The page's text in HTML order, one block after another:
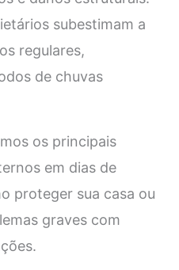
subestimam a
regulares,
de chuvas
os principais
em dias de
proteger sua casa ou
graves com